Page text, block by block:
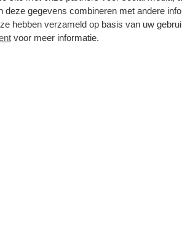
deze gegevens combineren met andere
hebben verzameld op basis van uw
voor meer informatie.
ringen die met liefde, zorg en
het vak
klassiek ontwerp of een moderne,
bij Aller Spanninga staat ambacht
ringen die niet alleen mooi zijn,
dragen - jullie verhaal.